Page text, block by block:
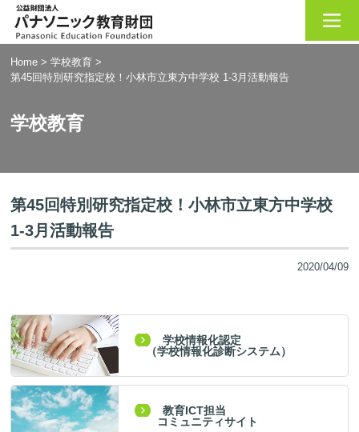
Home >学校教育 >
第45回特別研究指定校！小林市立東方中学校 1-3月活動報告
学校教育
第45回特別研究指定校！小林市立東方中学校
1-3月活動報告
2020/04/09
学校情報化認定
（学校情報化診断システム）
教育ICT担当
コミュニティサイト